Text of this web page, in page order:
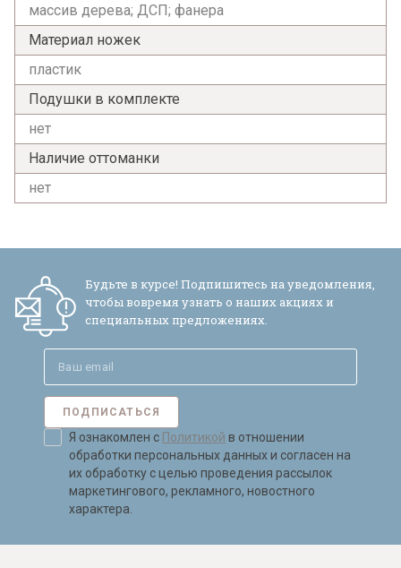
массив дерева; ДСП; фанера
Материал ножек
пластик
Подушки в комплекте
нет
Наличие оттоманки
нет
Будьте в курсе! Подпишитесь на уведомления,
чтобы вовремя узнать о наших акциях и
специальных предложениях.
ПОДПИСАТЬСЯ
Я ознакомлен с Политикой в отношении
обработки персональных данных и согласен на
их обработку с целью проведения рассылок
маркетингового, рекламного, новостного
характера.